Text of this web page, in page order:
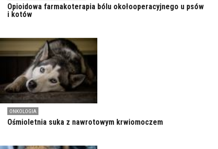
Opioidowa farmakoterapia bólu okołooperacyjnego u psów
i kotów
ONKOLOGIA
Ośmioletnia suka z nawrotowym krwiomoczem